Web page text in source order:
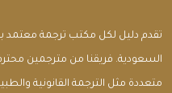
تقدم دليل لكل مكتب ترجمة معتمد
السعودية. فريقنا من مترجمين
متعددة مثل الترجمة القانونية